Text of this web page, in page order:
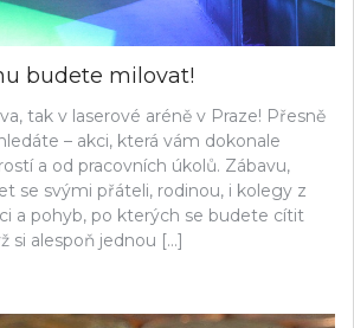
budete milovat!
tak v laserové aréně v Praze! Přesně
– akci, která vám dokonale
a od pracovních úkolů. Zábavu,
se svými přáteli, rodinou, i kolegy z
a pohyb, po kterých se budete cítit
si alespoň jednou […]